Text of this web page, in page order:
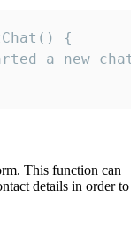
{
a new
This function can
details in order to